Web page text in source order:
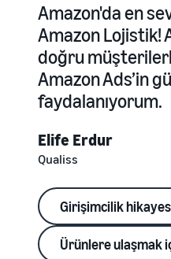
Amazon'da en
Amazon Lojistik!
doğru
Amazon Ads’in
faydalanıyorum.
Elife Erdur
Qualiss
Girişimcilik
Ürünlere ulaşmak